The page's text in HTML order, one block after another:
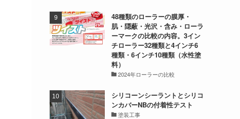
48種類のローラーの膜厚・
肌・隠蔽・光沢・含み・ローラ
ーマークの比較の内容。3イン
チローラー32種類と4インチ6
種類・6インチ10種類（水性塗
料）
2024年ローラーの比較
シリコーンシーラントとシリコ
ンカバーNBの付着性テスト
塗装工事